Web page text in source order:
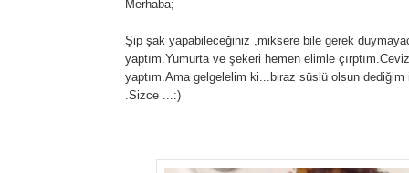
Merhaba;
Şip şak yapabileceğiniz ,miksere bile gerek
yaptım.Yumurta ve şekeri hemen elimle
yaptım.Ama gelgelelim ki...biraz süslü olsun
.Sizce ...:)